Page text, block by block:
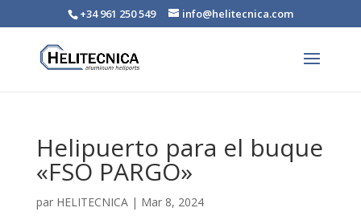
+34 961 250 549 info@helitecnica.com
Helipuerto para el buque
«FSO PARGO»
par HELITECNICA| Mar 8, 2024